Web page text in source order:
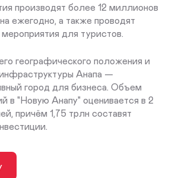
производят более 12 миллионов
ежегодно, а также проводят
для туристов.
географического положения и
Анапа —
город для бизнеса. Объем
в "Новую Анапу" оценивается в 2
причём 1,75 трлн составят